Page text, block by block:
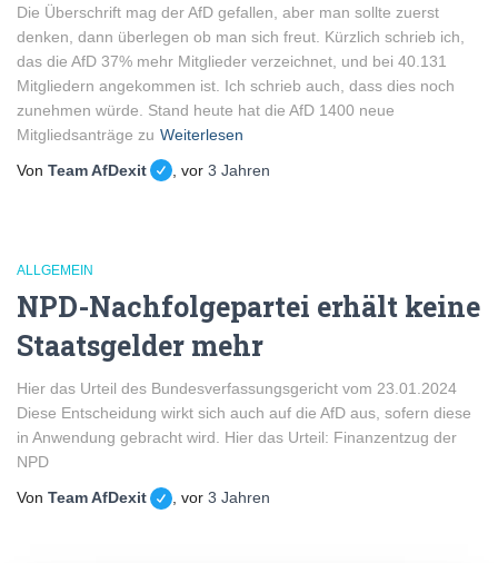
Die Überschrift mag der AfD gefallen, aber man sollte zuerst
denken, dann überlegen ob man sich freut. Kürzlich schrieb ich,
das die AfD 37% mehr Mitglieder verzeichnet, und bei 40.131
Mitgliedern angekommen ist. Ich schrieb auch, dass dies noch
zunehmen würde. Stand heute hat die AfD 1400 neue
Mitgliedsanträge zu Weiterlesen
Von Team AfDexit , vor 3 Jahren
ALLGEMEIN
NPD-Nachfolgepartei erhält keine
Staatsgelder mehr
Hier das Urteil des Bundesverfassungsgericht vom 23.01.2024
Diese Entscheidung wirkt sich auch auf die AfD aus, sofern diese
in Anwendung gebracht wird. Hier das Urteil: Finanzentzug der
NPD
Von Team AfDexit , vor 3 Jahren